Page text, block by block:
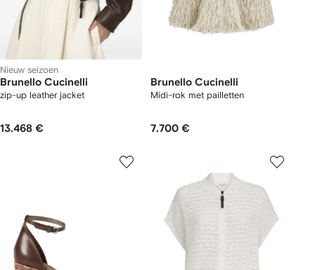
Nieuw seizoen
Brunello Cucinelli
zip-up leather jacket
13.468 €
Brunello Cucinelli
Midi-rok met pailletten
7.700 €